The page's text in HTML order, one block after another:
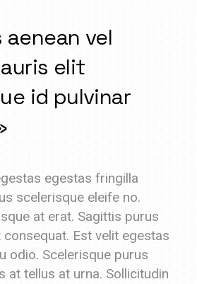
vel
elit
id pulvinar
egestas fringilla
scelerisque eleife no.
at erat. Sagittis purus
Est velit egestas
odio. Scelerisque purus
at tellus at urna. Sollicitudin